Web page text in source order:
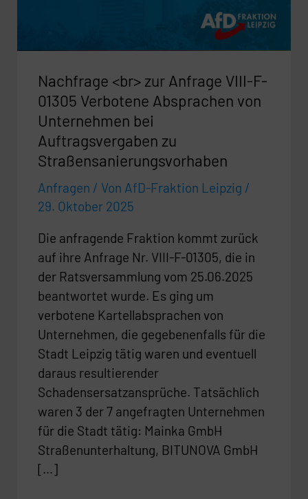
Nachfrage <br> zur Anfrage VIII-F-
01305 Verbotene Absprachen von
Unternehmen bei
Auftragsvergaben zu
Straßensanierungsvorhaben
Anfragen / Von AfD-Fraktion Leipzig /
29. Oktober 2025
Die anfragende Fraktion kommt zurück
auf ihre Anfrage Nr. VIII-F-01305, die in
der Ratsversammlung vom 25.06.2025
beantwortet wurde. Es ging um
verbotene Kartellabsprachen von
Unternehmen, die gegebenenfalls für die
Stadt Leipzig tätig waren und eventuell
daraus resultierender
Schadensersatzansprüche. Tatsächlich
waren 3 der 7 angefragten Unterneh­men
für die Stadt tätig: Mainka GmbH
Straßenunterhaltung, BITUNOVA GmbH
[…]
von
Unternehmen
bei
Auftragsvergaben
zu
Straßensanierungsvorhaben